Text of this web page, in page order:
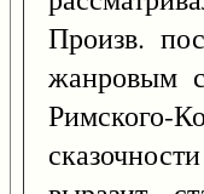
Произв.
жанровым
Римского-